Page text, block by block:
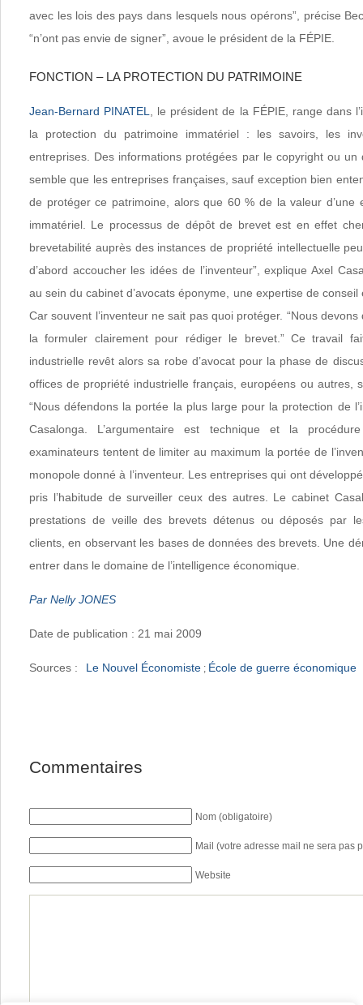
avec les lois des pays dans lesquels nous opérons”, précise
“n’ont pas envie de signer”, avoue le président de la FÉPIE.
FONCTION – LA PROTECTION DU PATRIMOINE
Jean-Bernard PINATEL
, le président de la FÉPIE, range dans
la protection du patrimoine immatériel : les savoirs, les
entreprises. Des informations protégées par le copyright ou
semble que les entreprises françaises, sauf exception bien
de protéger ce patrimoine, alors que 60 % de la valeur d’une
immatériel. Le processus de dépôt de brevet est en effet
brevetabilité auprès des instances de propriété intellectuelle
d’abord accoucher les idées de l’inventeur”, explique Axel
au sein du cabinet d’avocats éponyme, une expertise de
Car souvent l’inventeur ne sait pas quoi protéger. “Nous devons
la formuler clairement pour rédiger le brevet.” Ce travail
industrielle revêt alors sa robe d’avocat pour la phase de
offices de propriété industrielle français, européens ou autres,
“Nous défendons la portée la plus large pour la protection de
Casalonga. L’argumentaire est technique et la
examinateurs tentent de limiter au maximum la portée de
monopole donné à l’inventeur. Les entreprises qui ont
pris l’habitude de surveiller ceux des autres. Le cabinet
prestations de veille des brevets détenus ou déposés par
clients, en observant les bases de données des brevets. Une
entrer dans le domaine de l’intelligence économique.
Par Nelly JONES
Date de publication : 21 mai 2009
Sources : Le Nouvel Économiste ; École de guerre économique
Commentaires
Nom (obligatoire)
Mail (votre adresse mail ne sera pas
Website